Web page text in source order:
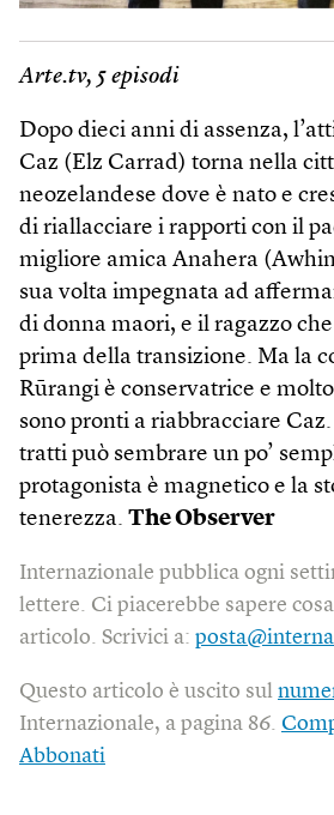
Arte.tv, 5 episodi
Dopo dieci anni di assenza,
Caz (Elz Carrad) torna nella
neozelandese dove è nato e
di riallacciare i rapporti con il
migliore amica Anahera
sua volta impegnata ad
di donna maori, e il ragazzo
prima della transizione. Ma la
Rūrangi è conservatrice e
sono pronti a riabbracciare
tratti può sembrare un po’
protagonista è magnetico e la
tenerezza. The Observer
Internazionale pubblica ogni
lettere. Ci piacerebbe sapere
articolo. Scrivici a:
Questo articolo è uscito sul
Internazionale, a pagina 86.
Abbonati